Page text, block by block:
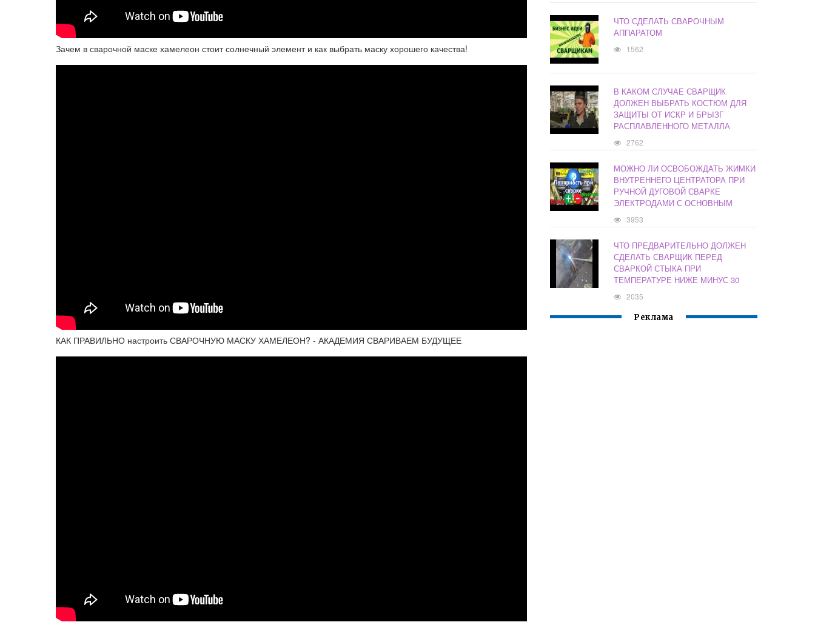
Зачем в сварочной маске хамелеон стоит солнечный элемент и как выбрать маску хорошего качества!
КАК ПРАВИЛЬНО настроить СВАРОЧНУЮ МАСКУ ХАМЕЛЕОН? - АКАДЕМИЯ СВАРИВАЕМ БУДУЩЕЕ
ЧТО СДЕЛАТЬ СВАРОЧНЫМ
АППАРАТОМ
1562
В КАКОМ СЛУЧАЕ СВАРЩИК
ДОЛЖЕН ВЫБРАТЬ КОСТЮМ ДЛЯ
ЗАЩИТЫ ОТ ИСКР И БРЫЗГ
РАСПЛАВЛЕННОГО МЕТАЛЛА
2762
МОЖНО ЛИ ОСВОБОЖДАТЬ ЖИМКИ
ВНУТРЕННЕГО ЦЕНТРАТОРА ПРИ
РУЧНОЙ ДУГОВОЙ СВАРКЕ
ЭЛЕКТРОДАМИ С ОСНОВНЫМ
3953
ЧТО ПРЕДВАРИТЕЛЬНО ДОЛЖЕН
СДЕЛАТЬ СВАРЩИК ПЕРЕД
СВАРКОЙ СТЫКА ПРИ
ТЕМПЕРАТУРЕ НИЖЕ МИНУС 30
2035
Реклама